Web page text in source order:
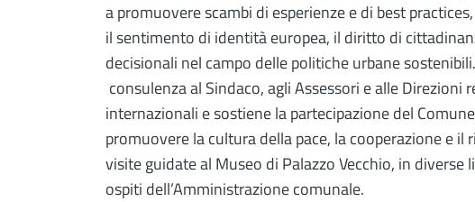
a promuovere scambi di esperienze e di best
il sentimento di identità europea, il diritto di
decisionali nel campo delle politiche urbane
consulenza al Sindaco, agli Assessori e alle
internazionali e sostiene la partecipazione del
promuovere la cultura della pace, la cooperazione e
visite guidate al Museo di Palazzo Vecchio, in
ospiti dell’Amministrazione comunale.